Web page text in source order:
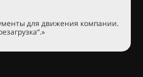
для движения компании.